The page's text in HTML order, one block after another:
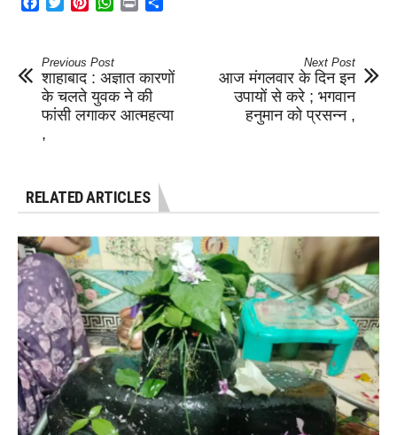
Previous Post
शाहाबाद : अज्ञात कारणों
के चलते युवक ने की
फांसी लगाकर आत्महत्या
,
Next Post
आज मंगलवार के दिन इन
उपायों से करे ; भगवान
हनुमान को प्रसन्न ,
RELATED ARTICLES